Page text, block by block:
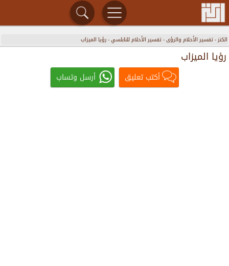
الكنز-تفسير الأحلام والرؤى-تفسير الأحلام للنابلسي-رؤيا الميزاب
رؤيا الميزاب
أكتب تعليق أرسل وتساب